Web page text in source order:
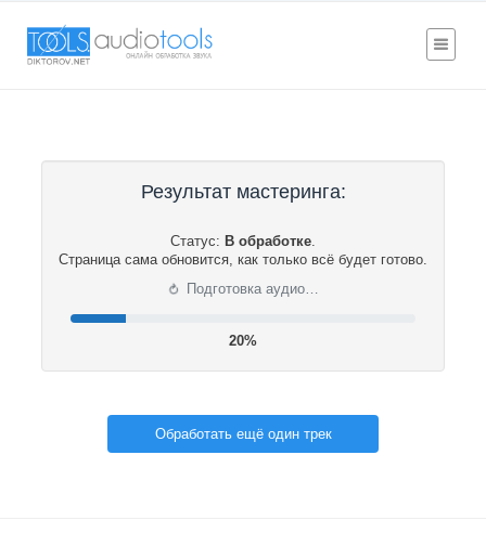
Результат мастеринга:
Статус: В обработке.
Страница сама обновится, как только всё будет готово.
⟳ Подготовка аудио…
20%
Обработать ещё один трек